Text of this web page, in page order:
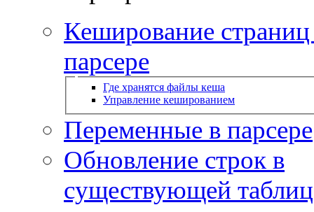
Кеширование страниц
парсере
Где хранятся файлы кеша
Управление кешированием
Переменные в парсере
Обновление строк в
существующей